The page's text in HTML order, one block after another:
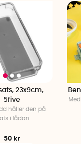
23x9cm,
5five
håller den på
i lådan
50 kr